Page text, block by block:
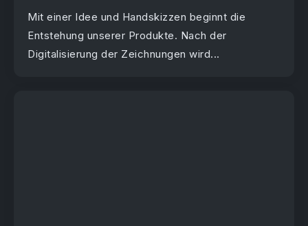
Mit einer Idee und Handskizzen beginnt die
Entstehung unserer Produkte. Nach der
Digitalisierung der Zeichnungen wird...